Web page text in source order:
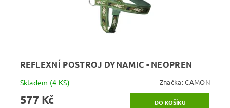
REFLEXNÍ POSTROJ DYNAMIC - NEOPREN
Skladem (4 KS) Značka:CAMON
577 Kč